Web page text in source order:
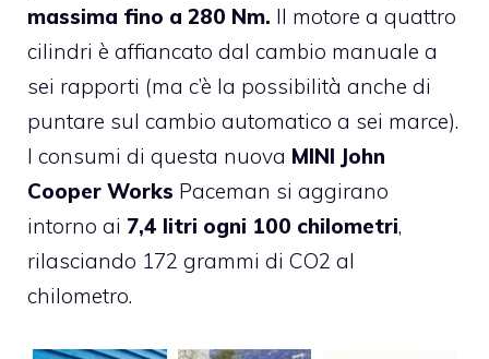
massima fino a 280 Nm. Il motore a quattro
cilindri è affiancato dal cambio manuale a
sei rapporti (ma c’è la possibilità anche di
puntare sul cambio automatico a sei marce).
I consumi di questa nuova MINI John
Cooper Works Paceman si aggirano
intorno ai 7,4 litri ogni 100 chilometri,
rilasciando 172 grammi di CO2 al
chilometro.